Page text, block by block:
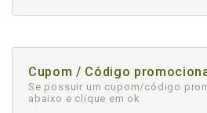
Cupom / Código
Se possuir um cupom/código
abaixo e clique em ok